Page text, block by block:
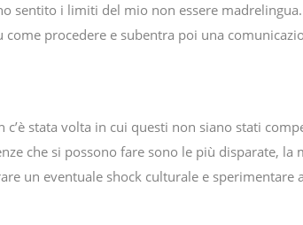
sentito i limiti del mio non essere madrelingua.
procedere e subentra poi una
stata volta in cui questi non siano stati
che si possono fare sono le più disparate, la
un eventuale shock culturale e sperimentare